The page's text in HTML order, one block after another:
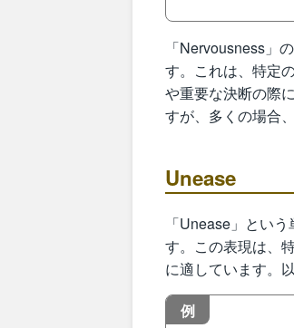
「Nervousness」
す。これは、特定
や重要な決断の際
すが、多くの場合
Unease
「Unease」とい
す。この表現は、
に適しています。
例